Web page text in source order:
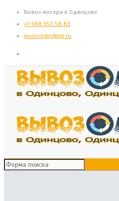
Вывоз мусора в Одинцово
+7 968 357 58 83
musorodin@bk.ru